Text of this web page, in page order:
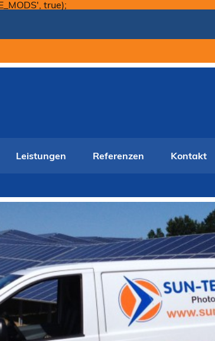
true);
Leistungen Referenzen Kontakt